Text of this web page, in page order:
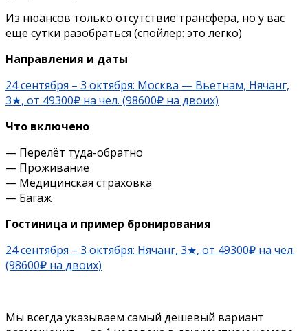
Из нюансов только отсутствие трансфера, но у вас
еще сутки разобраться (спойлер: это легко)
Направления и даты
24 сентября – 3 октября: Москва — Вьетнам, Нячанг,
3★, от 49300₽ на чел. (98600₽ на двоих)
Что включено
— Перелёт туда-обратно
— Проживание
— Медицинская страховка
— Багаж
Гостиница и пример бронирования
24 сентября – 3 октября: Нячанг, 3★, от 49300₽ на чел.
(98600₽ на двоих)
Мы всегда указываем самый дешевый вариант